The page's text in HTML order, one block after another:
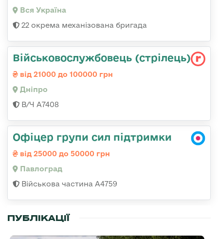
Вся Україна
22 окрема механізована бригада
Військовослужбовець (стрілець)
від 21000 до 100000 грн
Дніпро
В/Ч А7408
Офіцер групи сил підтримки
від 25000 до 50000 грн
Павлоград
Військова частина А4759
ПУБЛІКАЦІЇ